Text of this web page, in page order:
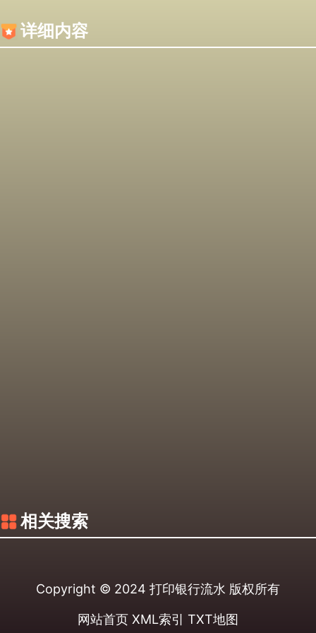
详细内容
相关搜索
Copyright © 2024 打印银行流水 版权所有
网站首页 XML索引 TXT地图